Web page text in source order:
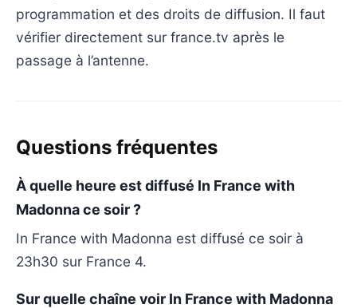
programmation et des droits de diffusion. Il faut
vérifier directement sur france.tv après le
passage à l’antenne.
Questions fréquentes
À quelle heure est diffusé In France with
Madonna ce soir ?
In France with Madonna est diffusé ce soir à
23h30 sur France 4.
Sur quelle chaîne voir In France with Madonna